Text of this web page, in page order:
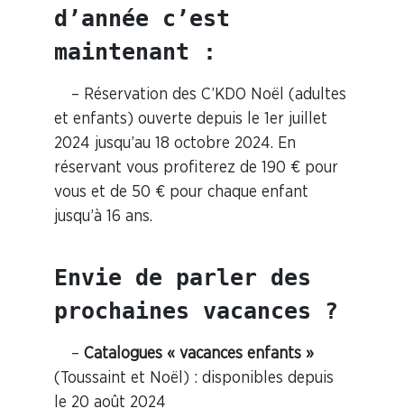
d’année c’est
maintenant :
– Réservation des C’KDO Noël
(adultes
et enfants) ouverte depuis le 1er juillet
2024 jusqu’au 18 octobre 2024. En
réservant vous profiterez de 190 € pour
vous et de 50 € pour chaque enfant
jusqu’à 16 ans.
Envie de parler des
prochaines vacances ?
– Catalogues « vacances enfants »
(Toussaint et Noël) : disponibles depuis
le 20 août 2024